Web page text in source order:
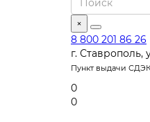
×
8 800 201 86 26
г.
Пункт выдачи СДЭК
0
0